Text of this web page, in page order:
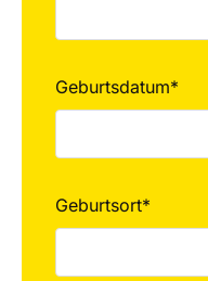
Geburtsdatum*
Geburtsort*